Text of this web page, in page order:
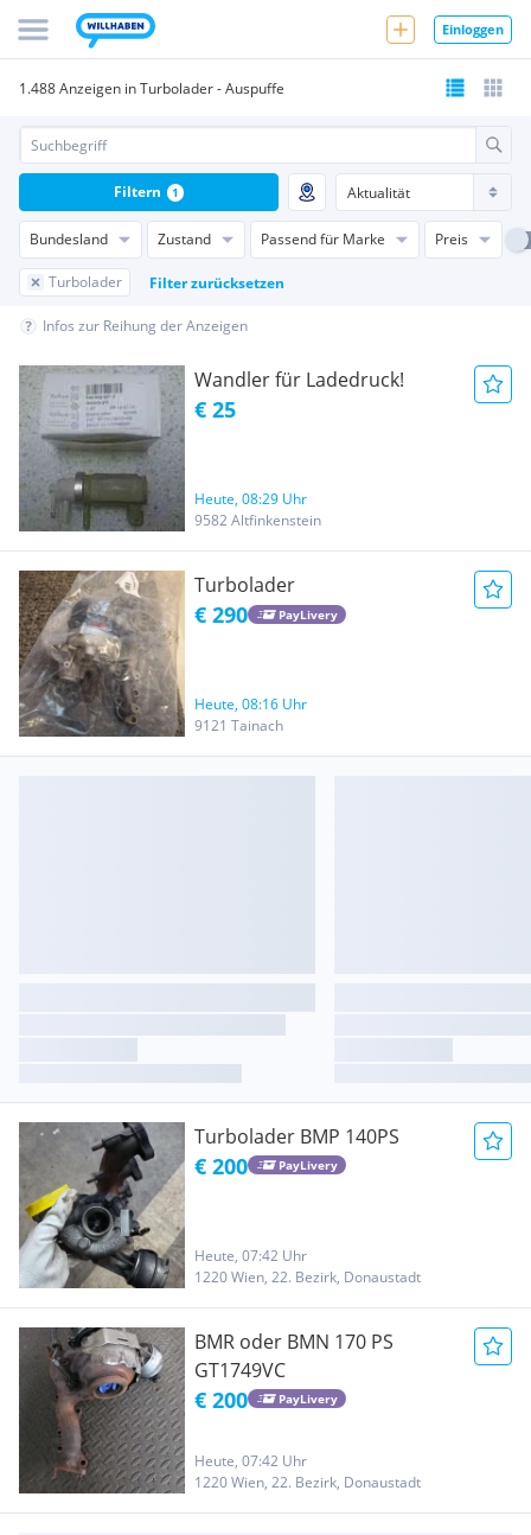
Einloggen
1.488 Anzeigen in Turbolader - Auspuffe
Bundesland Zustand Passend für Marke Preis
Turbolader Filter zurücksetzen
Filtern 1
Infos zur Reihung der Anzeigen
Wandler für Ladedruck!
€ 25
Heute, 08:29 Uhr
9582 Altfinkenstein
Turbolader
€ 290 PayLivery
Heute, 08:16 Uhr
9121 Tainach
Turbolader BMP 140PS
€ 200 PayLivery
Heute, 07:42 Uhr
1220 Wien, 22. Bezirk, Donaustadt
BMR oder BMN 170 PS
GT1749VC
€ 200 PayLivery
Heute, 07:42 Uhr
1220 Wien, 22. Bezirk, Donaustadt